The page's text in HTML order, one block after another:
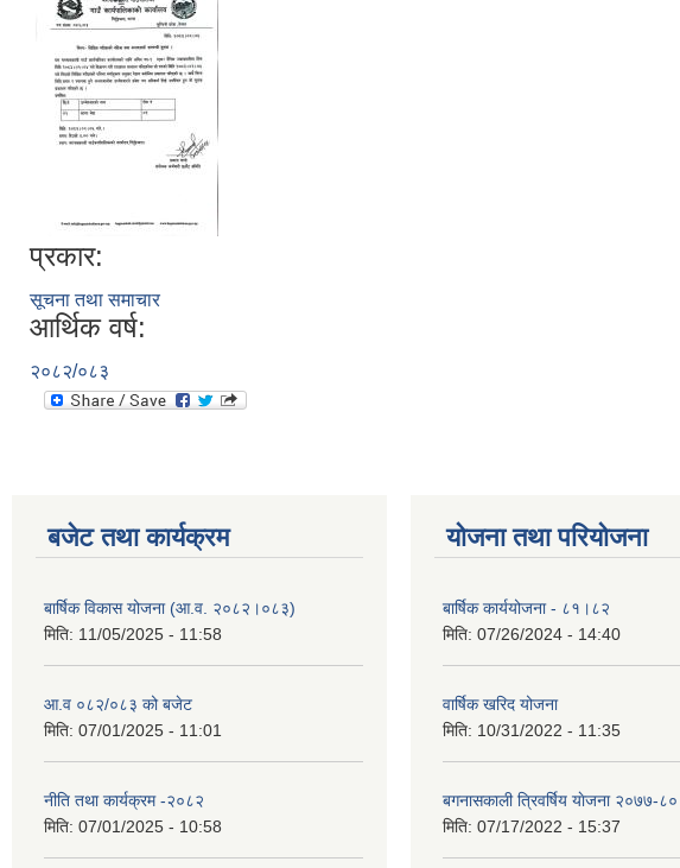
प्रकार:
सूचना तथा समाचार
आर्थिक वर्ष:
२०८२/०८३
बजेट तथा कार्यक्रम
बार्षिक विकास योजना (आ.व. २०८२।०८३)
मिति: 11/05/2025 - 11:58
आ.व ०८२/०८३ को बजेट
मिति: 07/01/2025 - 11:01
नीति तथा कार्यक्रम -२०८२
मिति: 07/01/2025 - 10:58
योजना तथा परियोजना
बार्षिक कार्ययोजना - ८१।८२
मिति: 07/26/2024 - 14:40
वार्षिक खरिद योजना
मिति: 10/31/2022 - 11:35
बगनासकाली त्रिवर्षिय याेजना २०७७-८०
मिति: 07/17/2022 - 15:37